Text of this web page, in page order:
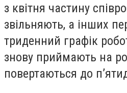
з квітня частину
звільняють, а інших
триденний графік
знову приймають на
повертаються до